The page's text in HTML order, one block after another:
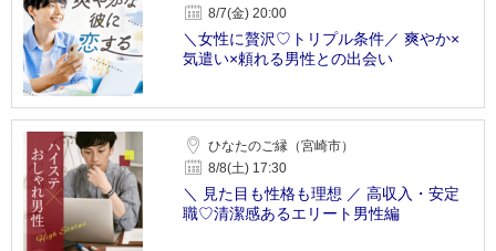
8/7(金) 20:00
＼女性に贅沢♡トリプル条件／ 爽やか×
気遣い×頼れる男性との出会い
ひなたのご縁（宮崎市）
8/8(土) 17:30
＼ 見た目も性格も理想 ／ 高収入・安定
職♡清潔感あるエリート男性編